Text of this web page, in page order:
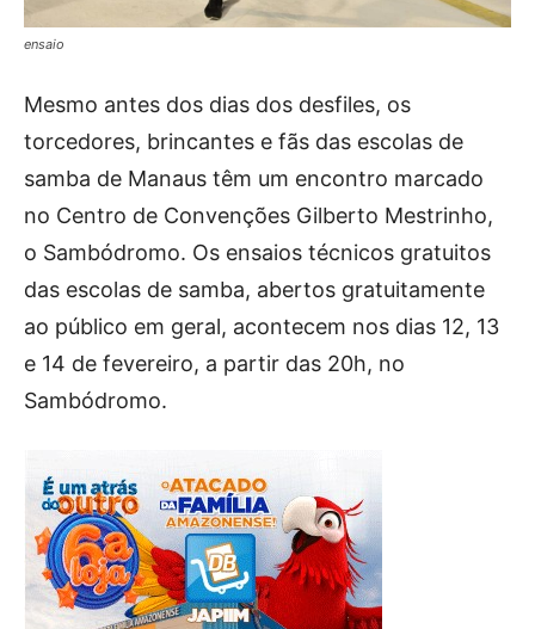
ensaio
Mesmo antes dos dias dos desfiles, os
torcedores, brincantes e fãs das escolas de
samba de Manaus têm um encontro marcado
no Centro de Convenções Gilberto Mestrinho,
o Sambódromo. Os ensaios técnicos gratuitos
das escolas de samba, abertos gratuitamente
ao público em geral, acontecem nos dias 12, 13
e 14 de fevereiro, a partir das 20h, no
Sambódromo.